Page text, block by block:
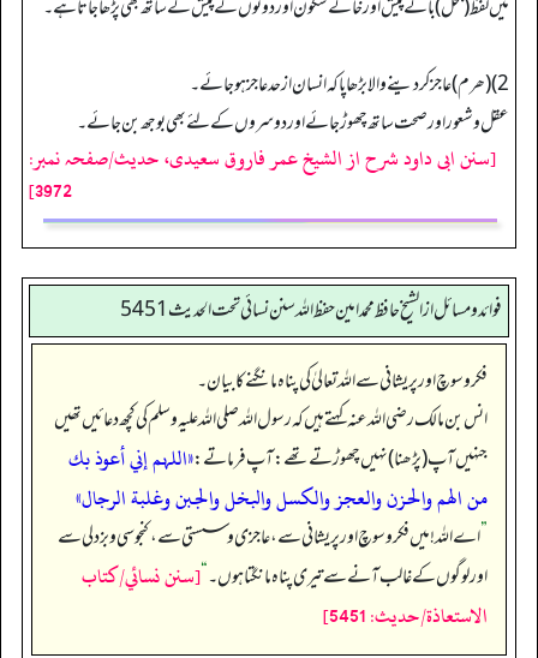
میں لفظ (بخل) با کے پیش اور خا کے سکون اور دونوں کے پیش کے ساتھ بھی پڑھا جاتاہے۔
2) (ھرم) عاجز کر دینے والا بڑھاپا کہ انسان ازحد عاجز ہوجائے۔
عقل وشعوراور صحت ساتھ چھوڑ جائے اور دوسروں کے لئے بھی بوجھ بن جائے۔
[سنن ابی داود شرح از الشیخ عمر فاروق سعیدی، حدیث/صفحہ نمبر:
3972]
فوائد ومسائل از الشيخ حافظ محمد امين حفظ الله سنن نسائي تحت الحديث5451
فکر و سوچ اور پریشانی سے اللہ تعالیٰ کی پناہ مانگنے کا بیان۔
انس بن مالک رضی اللہ عنہ کہتے ہیں کہ رسول اللہ صلی اللہ علیہ وسلم کی کچھ دعائیں تھیں
جنہیں آپ (پڑھنا) نہیں چھوڑتے تھے: آپ فرماتے:«اللہم إني أعوذ بك
من الهم والحزن والعجز والكسل والبخل والجبن وغلبة الرجال»
”اے اللہ! میں فکر و سوچ اور پریشانی سے، عاجزی و سستی سے، کنجوسی و بزدلی سے
اور لوگوں کے غالب آنے سے تیری پناہ مانگتا ہوں۔‏‏‏‏“[سنن نسائي/كتاب
الاستعاذة/حدیث: 5451]